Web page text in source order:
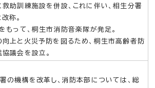
救助訓練施設を併設、これに伴い、相生分署
称。
もって、桐生市消防音楽隊が発足。
向上と火災予防を図るため、桐生市高齢者防
議会を設立。
の機構を改革し、消防本部については、総